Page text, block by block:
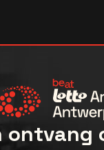
ontvang